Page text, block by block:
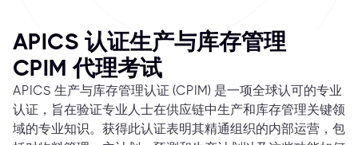
APICS 认证生产与库存管理
CPIM 代理考试
APICS 生产与库存管理认证 (CPIM) 是一项全球认可的专业
认证，旨在验证专业人士在供应链中生产和库存管理关键领
域的专业知识。获得此认证表明其精通组织的内部运营，包